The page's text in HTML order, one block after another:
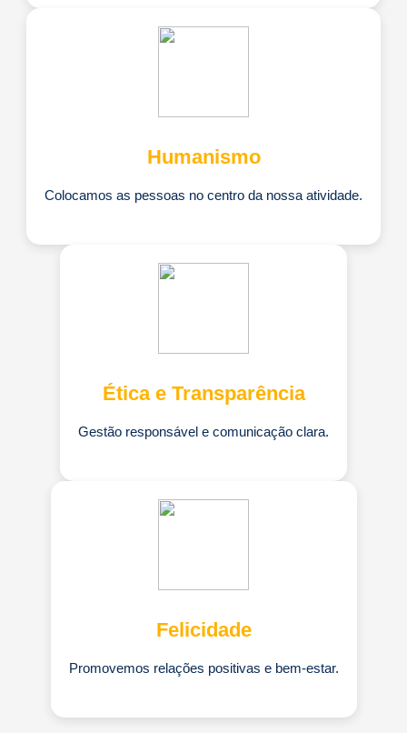
Humanismo
Colocamos as pessoas no centro da nossa atividade.
Ética e Transparência
Gestão responsável e comunicação clara.
Felicidade
Promovemos relações positivas e bem-estar.